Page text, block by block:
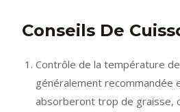
Conseils De
Contrôle de la température
généralement recommandée
absorberont trop de graisse,